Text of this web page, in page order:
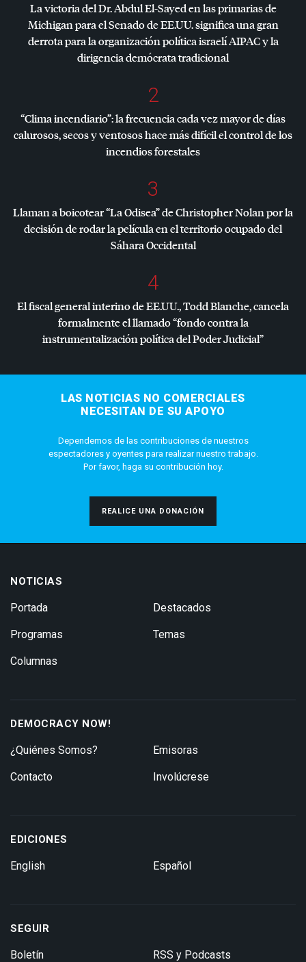
La victoria del Dr. Abdul El-Sayed en las primarias de
Michigan para el Senado de EE.UU. significa una gran
derrota para la organización política israelíAIPACy la
dirigencia demócrata tradicional
2
“Clima incendiario”: la frecuencia cada vez mayor de días
calurosos, secos y ventosos hace más difícil el control de los
incendios forestales
3
Llaman a boicotear “La Odisea” de Christopher Nolan por la
decisión de rodar la película en el territorio ocupado del
Sáhara Occidental
4
El fiscal general interino de EE.UU., Todd Blanche, cancela
formalmente el llamado “fondo contra la
instrumentalización política del Poder Judicial”
LAS NOTICIAS NO COMERCIALES
NECESITAN DE SU APOYO
Dependemos de las contribuciones de nuestros
espectadores y oyentes para realizar nuestro trabajo.
Por favor, haga su contribución hoy.
REALICE UNA DONACIÓN
NOTICIAS
Portada
Programas
Columnas
Destacados
Temas
DEMOCRACY NOW!
¿Quiénes Somos?
Contacto
Emisoras
Involúcrese
EDICIONES
English Español
SEGUIR
Boletín RSS y Podcasts